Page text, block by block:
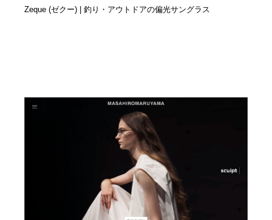
Zeque (ゼクー) | 釣り・アウトドアの偏光サングラス